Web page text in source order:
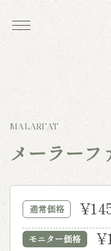
MALARFAT
メーラーフ
通常価格
モニター価格